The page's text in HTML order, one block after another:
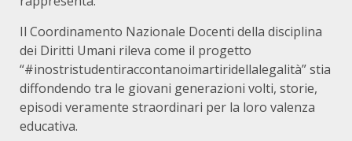
Il Coordinamento Nazionale Docenti della disciplina
dei Diritti Umani rileva come il progetto
“#inostristudentiraccontanoimartiridellalegalità” stia
diffondendo tra le giovani generazioni volti, storie,
episodi veramente straordinari per la loro valenza
educativa.